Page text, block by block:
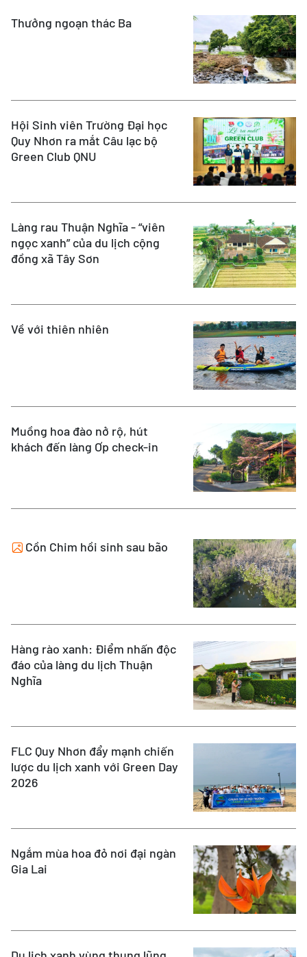
Thưởng ngoạn thác Ba
Hội Sinh viên Trường Đại học
Quy Nhơn ra mắt Câu lạc bộ
Green Club QNU
Làng rau Thuận Nghĩa - “viên
ngọc xanh” của du lịch cộng
đồng xã Tây Sơn
Về với thiên nhiên
Muồng hoa đào nở rộ, hút
khách đến làng Ơp check-in
Cồn Chim hồi sinh sau bão
Hàng rào xanh: Điểm nhấn độc
đáo của làng du lịch Thuận
Nghĩa
FLC Quy Nhơn đẩy mạnh chiến
lược du lịch xanh với Green Day
2026
Ngắm mùa hoa đỏ nơi đại ngàn
Gia Lai